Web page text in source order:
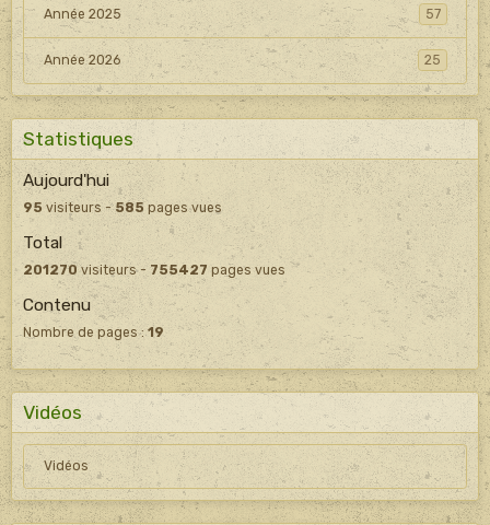
Année 2025 57
Année 2026 25
Statistiques
Aujourd'hui
95 visiteurs -585 pages vues
Total
201270visiteurs - 755427 pages vues
Contenu
Nombre de pages :19
Vidéos
Vidéos